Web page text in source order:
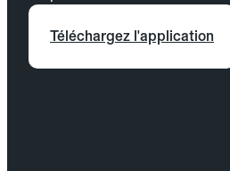
Téléchargez l'application